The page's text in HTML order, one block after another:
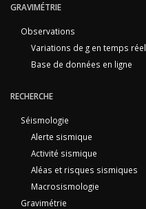
GRAVIMÉTRIE
Observations
Variations de g en temps réel
Base de données en ligne
RECHERCHE
Séismologie
Alerte sismique
Activité sismique
Aléas et risques sismiques
Macrosismologie
Gravimétrie